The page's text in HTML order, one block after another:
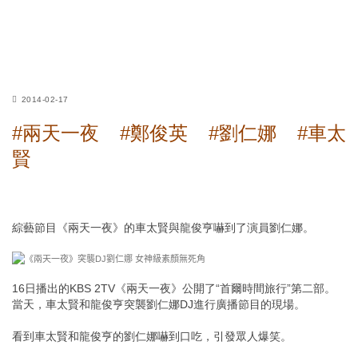
2014-02-17
#兩天一夜 #鄭俊英 #劉仁娜
#車太
賢
綜藝節目《兩天一夜》的車太賢與龍俊亨嚇到了演員劉仁娜。
16日播出的KBS 2TV《兩天一夜》公開了“首爾時間旅行”第二部。
當天，車太賢和龍俊亨突襲劉仁娜DJ進行廣播節目的現場。
看到車太賢和龍俊亨的劉仁娜嚇到口吃，引發眾人爆笑。